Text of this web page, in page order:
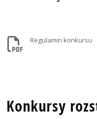
Regulamin konkursu
Konkursy